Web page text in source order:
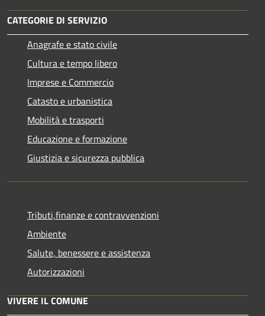
CATEGORIE DI SERVIZIO
Anagrafe e stato civile
Cultura e tempo libero
Imprese e Commercio
Catasto e urbanistica
Mobilità e trasporti
Educazione e formazione
Giustizia e sicurezza pubblica
Tributi,finanze e contravvenzioni
Ambiente
Salute, benessere e assistenza
Autorizzazioni
VIVERE IL COMUNE